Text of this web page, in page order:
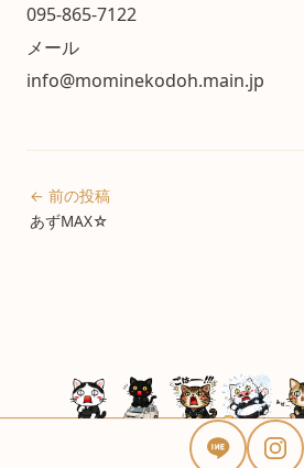
095-865-7122
メール
info@mominekodoh.main.jp
← 前の投稿
あずMAX☆